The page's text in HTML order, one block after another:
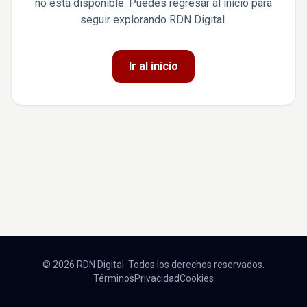
no está disponible. Puedes regresar al inicio para
seguir explorando RDN Digital.
Ir al inicio
© 2026 RDN Digital. Todos los derechos reservados.
TérminosPrivacidadCookies